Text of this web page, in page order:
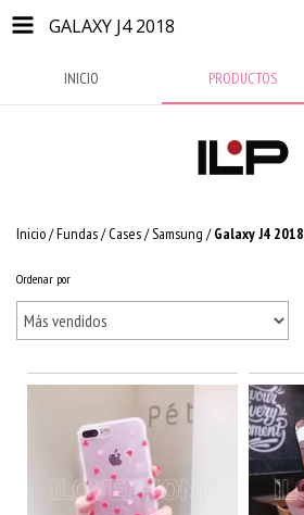
GALAXY J4 2018
INICIO PRODUCTOS
Inicio/Fundas / Cases/Samsung / Galaxy J4 2018
Ordenar por